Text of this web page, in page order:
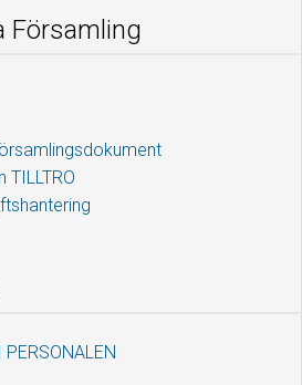
Församling
TILLTRO
PERSONALEN